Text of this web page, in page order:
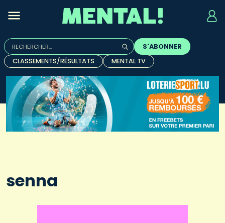
Rechercher :
Quand les résultats de l'auto-complétion sont
S'ABONNER
CLASSEMENTS/RÉSULTATS
MENTAL TV
senna